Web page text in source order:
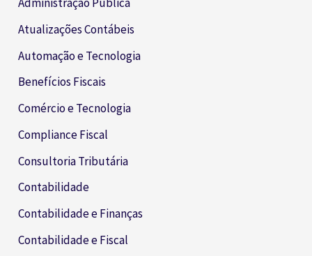
Atualizações Contábeis
Automação e Tecnologia
Benefícios Fiscais
Comércio e Tecnologia
Compliance Fiscal
Consultoria Tributária
Contabilidade
Contabilidade e Finanças
Contabilidade e Fiscal